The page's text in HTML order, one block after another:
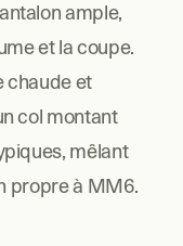
ample,
et la coupe.
chaude et
col montant
mêlant
propre à MM6.